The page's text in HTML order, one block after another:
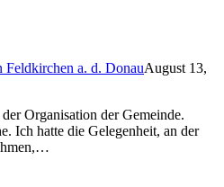
Feldkirchen a. d. DonauAugust 13,
Organisation der Gemeinde.
Ich hatte die Gelegenheit, an der